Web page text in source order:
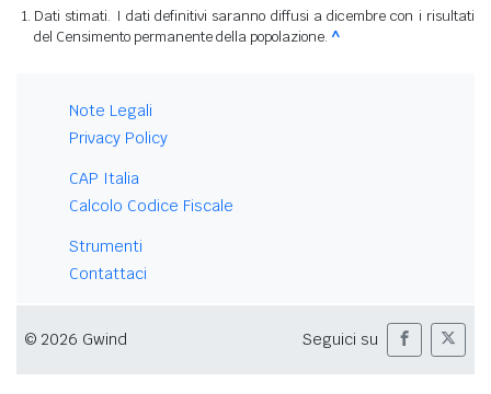
Dati stimati. I dati definitivi saranno diffusi a dicembre con i risultati
del Censimento permanente della popolazione. ^
Note Legali
Privacy Policy
CAP Italia
Calcolo Codice Fiscale
Strumenti
Contattaci
© 2026 Gwind Seguici su